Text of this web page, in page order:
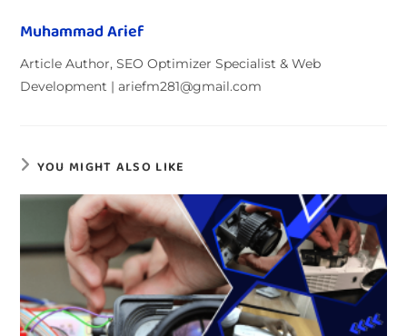
Muhammad Arief
Article Author, SEO Optimizer Specialist & Web
Development | ariefm281@gmail.com
YOU MIGHT ALSO LIKE